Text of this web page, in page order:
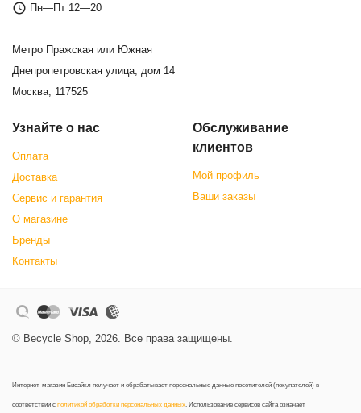
Пн—Пт 12—20
Метро Пражская или Южная
Днепропетровская улица, дом 14
Москва, 117525
Узнайте о нас
Оплата
Доставка
Сервис и гарантия
О магазине
Бренды
Контакты
Обслуживание
клиентов
Мой профиль
Ваши заказы
© Becycle Shop, 2026. Все права защищены.
Интернет-магазин Бисайкл получает и обрабатывает персональные данные посетителей (покупателей) в
соответствии с политикой обработки персональных данных. Использование сервисов сайта означает